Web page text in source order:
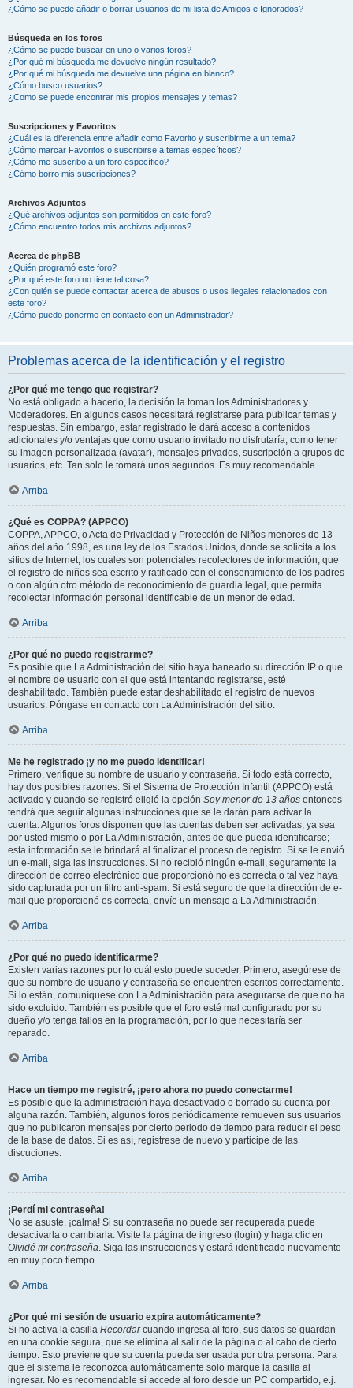
¿Cómo se puede añadir o borrar usuarios de mi lista de Amigos e Ignorados?
Búsqueda en los foros
¿Cómo se puede buscar en uno o varios foros?
¿Por qué mi búsqueda me devuelve ningún resultado?
¿Por qué mi búsqueda me devuelve una página en blanco?
¿Cómo busco usuarios?
¿Como se puede encontrar mis propios mensajes y temas?
Suscripciones y Favoritos
¿Cuál es la diferencia entre añadir como Favorito y suscribirme a un tema?
¿Cómo marcar Favoritos o suscribirse a temas específicos?
¿Cómo me suscribo a un foro específico?
¿Cómo borro mis suscripciones?
Archivos Adjuntos
¿Qué archivos adjuntos son permitidos en este foro?
¿Cómo encuentro todos mis archivos adjuntos?
Acerca de phpBB
¿Quién programó este foro?
¿Por qué este foro no tiene tal cosa?
¿Con quién se puede contactar acerca de abusos o usos ilegales relacionados con
este foro?
¿Cómo puedo ponerme en contacto con un Administrador?
Problemas acerca de la identificación y el registro
¿Por qué me tengo que registrar?
No está obligado a hacerlo, la decisión la toman los Administradores y
Moderadores. En algunos casos necesitará registrarse para publicar temas y
respuestas. Sin embargo, estar registrado le dará acceso a contenidos
adicionales y/o ventajas que como usuario invitado no disfrutaría, como tener
su imagen personalizada (avatar), mensajes privados, suscripción a grupos de
usuarios, etc. Tan solo le tomará unos segundos. Es muy recomendable.
Arriba
¿Qué es COPPA? (APPCO)
COPPA, APPCO, o Acta de Privacidad y Protección de Niños menores de 13
años del año 1998, es una ley de los Estados Unidos, donde se solicita a los
sitios de Internet, los cuales son potenciales recolectores de información, que
el registro de niños sea escrito y ratificado con el consentimiento de los padres
o con algún otro método de reconocimiento de guardia legal, que permita
recolectar información personal identificable de un menor de edad.
Arriba
¿Por qué no puedo registrarme?
Es posible que La Administración del sitio haya baneado su dirección IP o que
el nombre de usuario con el que está intentando registrarse, esté
deshabilitado. También puede estar deshabilitado el registro de nuevos
usuarios. Póngase en contacto con La Administración del sitio.
Arriba
Me he registrado ¡y no me puedo identificar!
Primero, verifique su nombre de usuario y contraseña. Si todo está correcto,
hay dos posibles razones. Si el Sistema de Protección Infantil (APPCO) está
activado y cuando se registró eligió la opción Soy menor de 13 años entonces
tendrá que seguir algunas instrucciones que se le darán para activar la
cuenta. Algunos foros disponen que las cuentas deben ser activadas, ya sea
por usted mismo o por La Administración, antes de que pueda identificarse;
esta información se le brindará al finalizar el proceso de registro. Si se le envió
un e-mail, siga las instrucciones. Si no recibió ningún e-mail, seguramente la
dirección de correo electrónico que proporcionó no es correcta o tal vez haya
sido capturada por un filtro anti-spam. Si está seguro de que la dirección de e-
mail que proporcionó es correcta, envíe un mensaje a La Administración.
Arriba
¿Por qué no puedo identificarme?
Existen varias razones por lo cuál esto puede suceder. Primero, asegúrese de
que su nombre de usuario y contraseña se encuentren escritos correctamente.
Si lo están, comuníquese con La Administración para asegurarse de que no ha
sido excluido. También es posible que el foro esté mal configurado por su
dueño y/o tenga fallos en la programación, por lo que necesitaría ser
reparado.
Arriba
Hace un tiempo me registré, ¡pero ahora no puedo conectarme!
Es posible que la administración haya desactivado o borrado su cuenta por
alguna razón. También, algunos foros periódicamente remueven sus usuarios
que no publicaron mensajes por cierto periodo de tiempo para reducir el peso
de la base de datos. Si es así, registrese de nuevo y participe de las
discuciones.
Arriba
¡Perdí mi contraseña!
No se asuste, ¡calma! Si su contraseña no puede ser recuperada puede
desactivarla o cambiarla. Visite la página de ingreso (login) y haga clic en
Olvidé mi contraseña. Siga las instrucciones y estará identificado nuevamente
en muy poco tiempo.
Arriba
¿Por qué mi sesión de usuario expira automáticamente?
Si no activa la casilla Recordarcuando ingresa al foro, sus datos se guardan
en una cookie segura, que se elimina al salir de la página o al cabo de cierto
tiempo. Esto previene que su cuenta pueda ser usada por otra persona. Para
que el sistema le reconozca automáticamente solo marque la casilla al
ingresar. No es recomendable si accede al foro desde un PC compartido, e.j.